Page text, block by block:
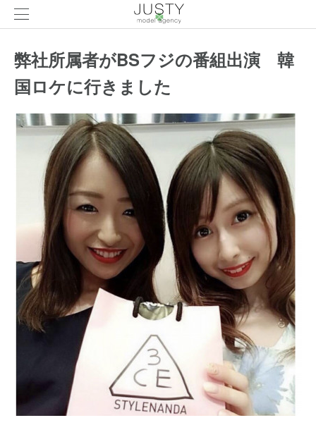
弊社所属者がBSフジの番組出演 韓
国ロケに行きました